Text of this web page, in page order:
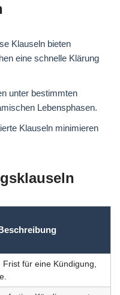
Klauseln bieten
eine schnelle Klärung
unter bestimmten
Lebensphasen.
Klauseln minimieren
Frist für eine Kündigung,